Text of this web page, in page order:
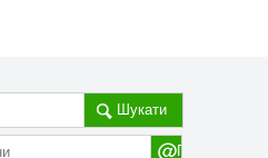
Шукати